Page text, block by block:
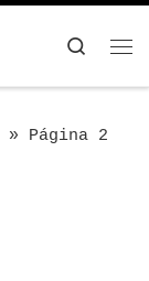
» Página 2